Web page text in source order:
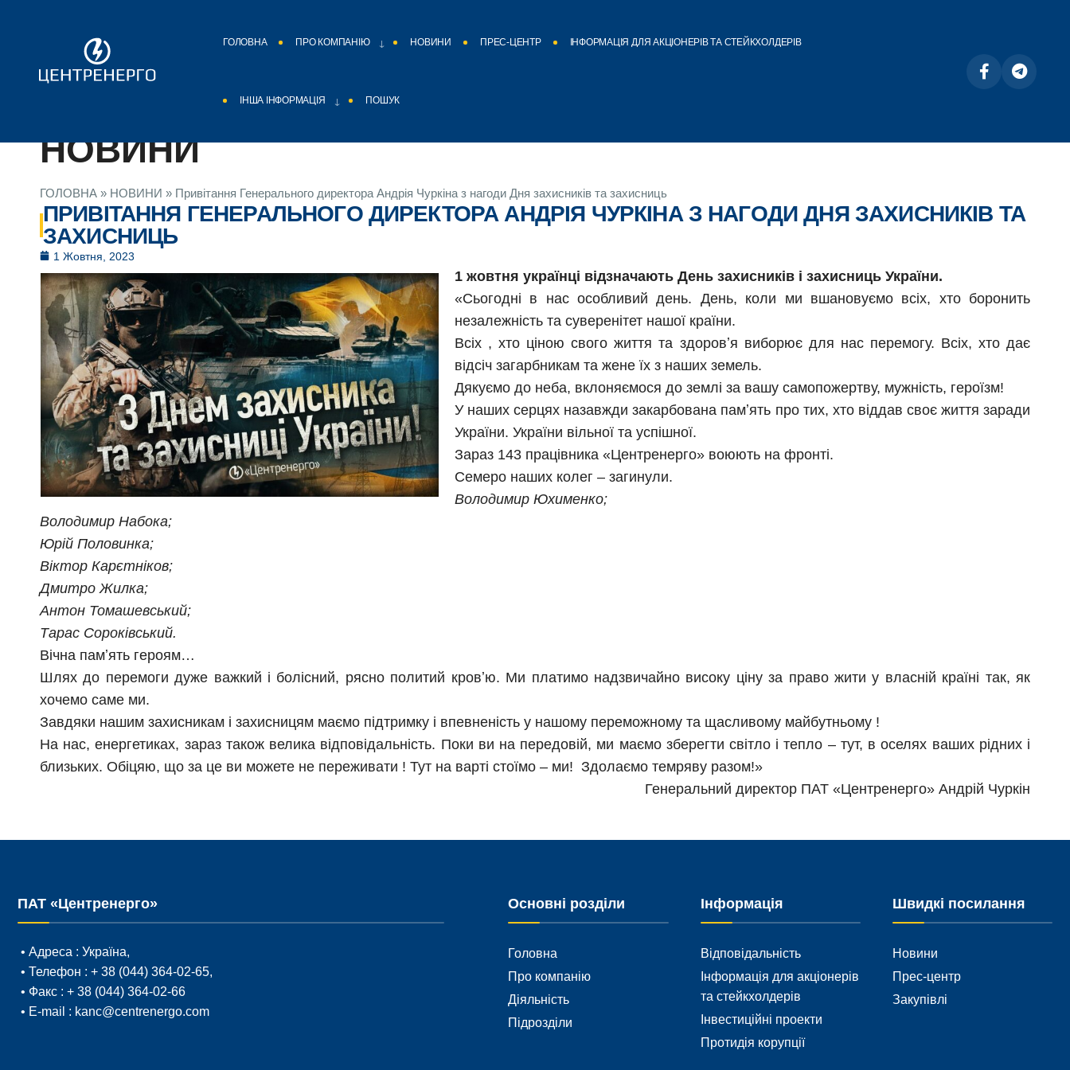
ГОЛОВНА ПРО КОМПАНІЮ НОВИНИ ПРЕС-ЦЕНТР ІНФОРМАЦІЯ ДЛЯ АКЦІОНЕРІВ ТА СТЕЙКХОЛДЕРІВ
ІНША ІНФОРМАЦІЯ ПОШУК
НОВИНИ
ГОЛОВНА » НОВИНИ » Привітання Генерального директора Андрія Чуркіна з нагоди Дня захисників та захисниць
ПРИВІТАННЯ ГЕНЕРАЛЬНОГО ДИРЕКТОРА АНДРІЯ ЧУРКІНА З НАГОДИ ДНЯ ЗАХИСНИКІВ ТА
ЗАХИСНИЦЬ
1 Жовтня, 2023
1 жовтня українці відзначають День захисників і захисниць України.
«Сьогодні в нас особливий день. День, коли ми вшановуємо всіх, хто боронить
незалежність та суверенітет нашої країни.
Всіх , хто ціною свого життя та здоровʼя виборює для нас перемогу. Всіх, хто дає
відсіч загарбникам та жене їх з наших земель.
Дякуємо до неба, вклоняємося до землі за вашу самопожертву, мужність, героїзм!
У наших серцях назавжди закарбована памʼять про тих, хто віддав своє життя заради
України. України вільної та успішної.
Зараз 143 працівника «Центренерго» воюють на фронті.
Семеро наших колег – загинули.
Володимир Юхименко;
Володимир Набока;
Юрій Половинка;
Віктор Карєтніков;
Дмитро Жилка;
Антон Томашевський;
Тарас Сороківський.
Вічна памʼять героям…
Шлях до перемоги дуже важкий і болісний, рясно политий кровʼю. Ми платимо надзвичайно високу ціну за право жити у власній країні так, як
хочемо саме ми.
Завдяки нашим захисникам і захисницям маємо підтримку і впевненість у нашому переможному та щасливому майбутньому !
На нас, енергетиках, зараз також велика відповідальність. Поки ви на передовій, ми маємо зберегти світло і тепло – тут, в оселях ваших рідних і
близьких. Обіцяю, що за це ви можете не переживати ! Тут на варті стоїмо – ми! Здолаємо темряву разом!»
Генеральний директор ПАТ «Центренерго» Андрій Чуркін
ПАТ «Центренерго»
• Адреса : Україна,
• Телефон : + 38 (044) 364-02-65,
• Факс : + 38 (044) 364-02-66
• E-mail : kanc@centrenergo.com
Основні розділи
Головна
Про компанію
Діяльність
Підрозділи
Інформація
Відповідальність
Інформація для акціонерів
та стейкхолдерів
Інвестиційні проекти
Протидія корупції
Швидкі посилання
Новини
Прес-центр
Закупівлі